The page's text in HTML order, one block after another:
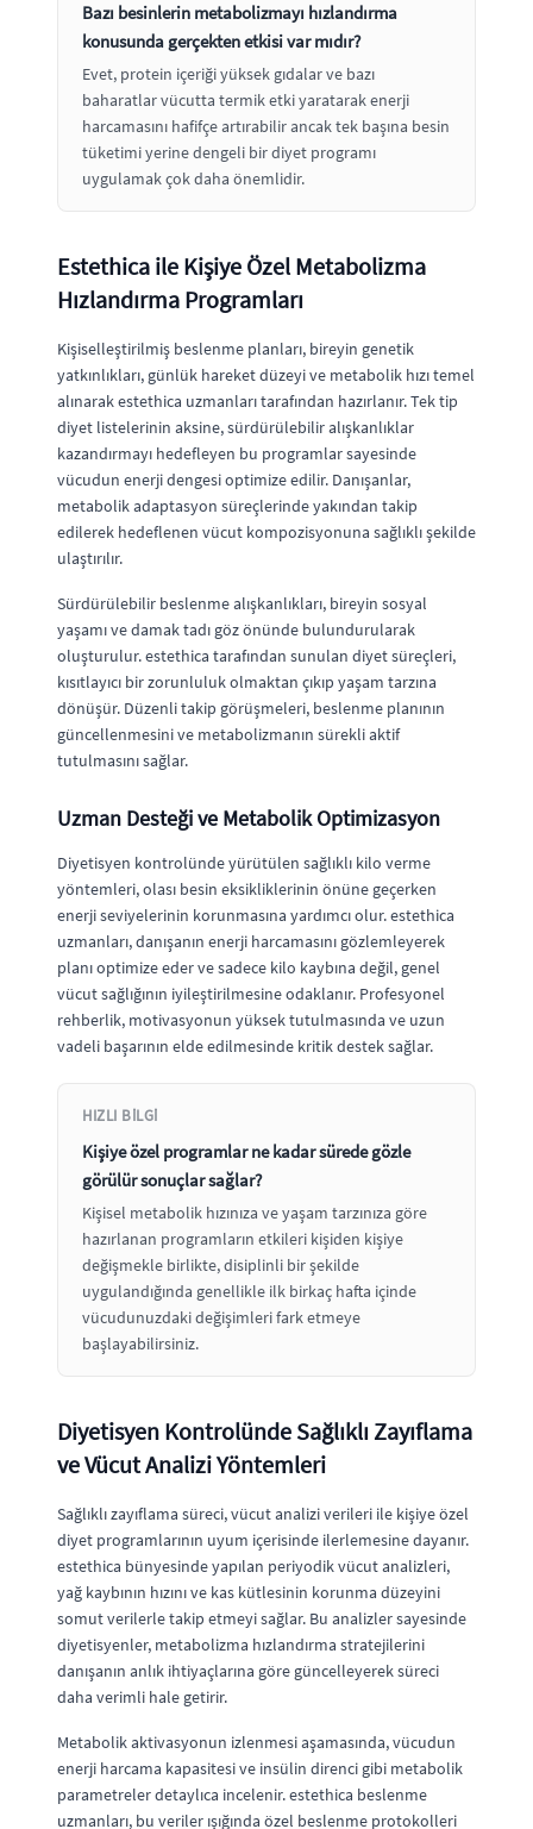
Bazı besinlerin metabolizmayı hızlandırma
konusunda gerçekten etkisi var mıdır?
Evet, protein içeriği yüksek gıdalar ve bazı
baharatlar vücutta termik etki yaratarak enerji
harcamasını hafifçe artırabilir ancak tek başına besin
tüketimi yerine dengeli bir diyet programı
uygulamak çok daha önemlidir.
Estethica ile Kişiye Özel Metabolizma
Hızlandırma Programları
Kişiselleştirilmiş beslenme planları, bireyin genetik
yatkınlıkları, günlük hareket düzeyi ve metabolik hızı temel
alınarak estethica uzmanları tarafından hazırlanır. Tek tip
diyet listelerinin aksine, sürdürülebilir alışkanlıklar
kazandırmayı hedefleyen bu programlar sayesinde
vücudun enerji dengesi optimize edilir. Danışanlar,
metabolik adaptasyon süreçlerinde yakından takip
edilerek hedeflenen vücut kompozisyonuna sağlıklı şekilde
ulaştırılır.
Sürdürülebilir beslenme alışkanlıkları, bireyin sosyal
yaşamı ve damak tadı göz önünde bulundurularak
oluşturulur. estethica tarafından sunulan diyet süreçleri,
kısıtlayıcı bir zorunluluk olmaktan çıkıp yaşam tarzına
dönüşür. Düzenli takip görüşmeleri, beslenme planının
güncellenmesini ve metabolizmanın sürekli aktif
tutulmasını sağlar.
Uzman Desteği ve Metabolik Optimizasyon
Diyetisyen kontrolünde yürütülen sağlıklı kilo verme
yöntemleri, olası besin eksikliklerinin önüne geçerken
enerji seviyelerinin korunmasına yardımcı olur. estethica
uzmanları, danışanın enerji harcamasını gözlemleyerek
planı optimize eder ve sadece kilo kaybına değil, genel
vücut sağlığının iyileştirilmesine odaklanır. Profesyonel
rehberlik, motivasyonun yüksek tutulmasında ve uzun
vadeli başarının elde edilmesinde kritik destek sağlar.
HIZLI BILGI
Kişiye özel programlar ne kadar sürede gözle
görülür sonuçlar sağlar?
Kişisel metabolik hızınıza ve yaşam tarzınıza göre
hazırlanan programların etkileri kişiden kişiye
değişmekle birlikte, disiplinli bir şekilde
uygulandığında genellikle ilk birkaç hafta içinde
vücudunuzdaki değişimleri fark etmeye
başlayabilirsiniz.
Diyetisyen Kontrolünde Sağlıklı Zayıflama
ve Vücut Analizi Yöntemleri
Sağlıklı zayıflama süreci, vücut analizi verileri ile kişiye özel
diyet programlarının uyum içerisinde ilerlemesine dayanır.
estethica bünyesinde yapılan periyodik vücut analizleri,
yağ kaybının hızını ve kas kütlesinin korunma düzeyini
somut verilerle takip etmeyi sağlar. Bu analizler sayesinde
diyetisyenler, metabolizma hızlandırma stratejilerini
danışanın anlık ihtiyaçlarına göre güncelleyerek süreci
daha verimli hale getirir.
Metabolik aktivasyonun izlenmesi aşamasında, vücudun
enerji harcama kapasitesi ve insülin direnci gibi metabolik
parametreler detaylıca incelenir. estethica beslenme
uzmanları, bu veriler ışığında özel beslenme protokolleri